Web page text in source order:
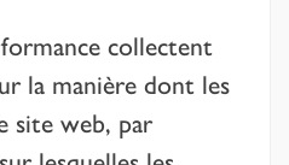
collectent
la manière dont les
site web, par